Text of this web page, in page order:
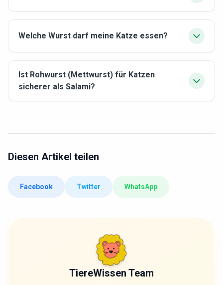
Welche Wurst darf meine Katze essen?
Ist Rohwurst (Mettwurst) für Katzen
sicherer als Salami?
Diesen Artikel teilen
Facebook Twitter WhatsApp
TiereWissen Team